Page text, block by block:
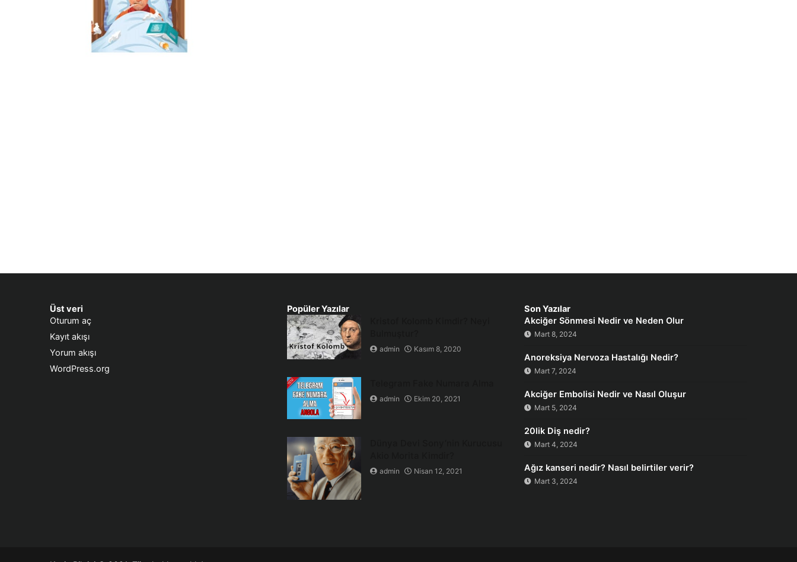
Üst veri
Oturum aç
Kayıt akışı
Yorum akışı
WordPress.org
Popüler Yazılar
admin Kasım 8, 2020
admin Ekim 20, 2021
admin Nisan 12, 2021
Son Yazılar
Akciğer Sönmesi Nedir ve Neden Olur
Mart 8, 2024
Anoreksiya Nervoza Hastalığı Nedir?
Mart 7, 2024
Akciğer Embolisi Nedir ve Nasıl Oluşur
Mart 5, 2024
20lik Diş nedir?
Mart 4, 2024
Ağız kanseri nedir? Nasıl belirtiler verir?
Mart 3, 2024